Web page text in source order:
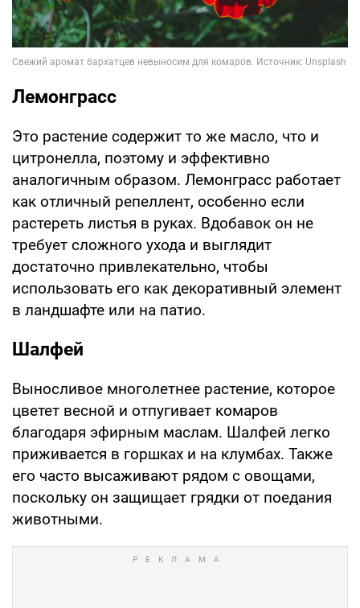
Лемонграсс
Это растение содержит то же масло, что и
цитронелла, поэтому и эффективно
аналогичным образом. Лемонграсс работает
как отличный репеллент, особенно если
растереть листья в руках. Вдобавок он не
требует сложного ухода и выглядит
достаточно привлекательно, чтобы
использовать его как декоративный элемент
в ландшафте или на патио.
Шалфей
Выносливое многолетнее растение, которое
цветет весной и отпугивает комаров
благодаря эфирным маслам. Шалфей легко
приживается в горшках и на клумбах. Также
его часто высаживают рядом с овощами,
поскольку он защищает грядки от поедания
животными.